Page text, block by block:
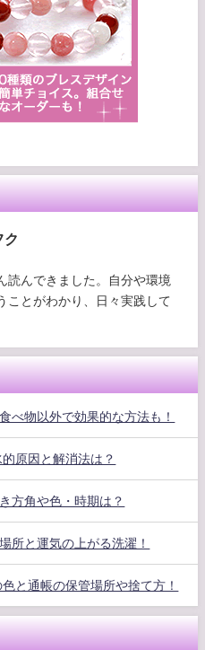
ク
読んできました。自分や環境
ことがわかり、日々実践して
べ物以外で効果的な方法も！
原因と解消法は？
方角や色・時期は？
所と運気の上がる洗濯！
と通帳の保管場所や捨て方！